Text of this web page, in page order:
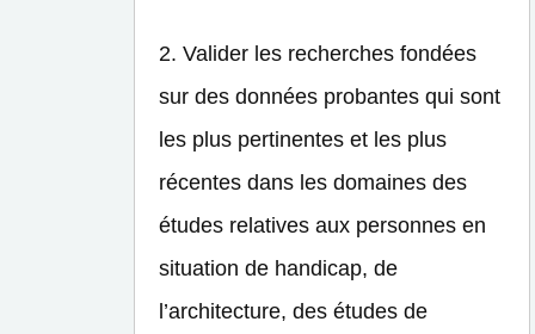
2. Valider les recherches fondées
sur des données probantes qui sont
les plus pertinentes et les plus
récentes dans les domaines des
études relatives aux personnes en
situation de handicap, de
l’architecture, des études de